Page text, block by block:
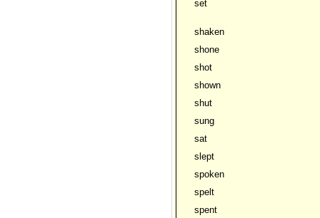
set
shaken
shone
shot
shown
shut
sung
sat
slept
spoken
spelt
spent